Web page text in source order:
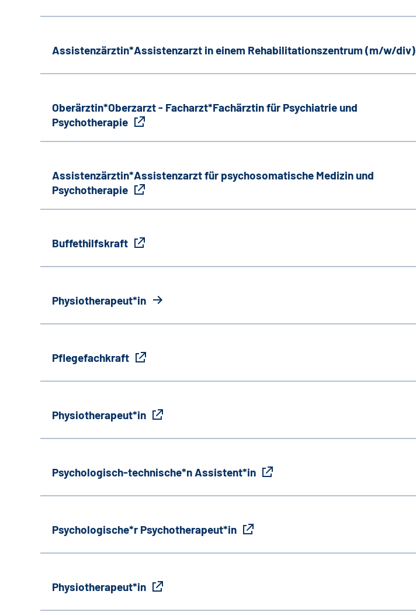
Assistenzärztin*Assistenzarzt in einem Rehabilitationszentrum (m/w/div)
Oberärztin*Oberzarzt - Facharzt*Fachärztin für Psychiatrie und
Psychotherapie
Assistenzärztin*Assistenzarzt für psychosomatische Medizin und
Psychotherapie
Buffethilfskraft
Physiotherapeut*in
Pflegefachkraft
Physiotherapeut*in
Psychologisch-technische*n Assistent*in
Psychologische*r Psychotherapeut*in
Physiotherapeut*in